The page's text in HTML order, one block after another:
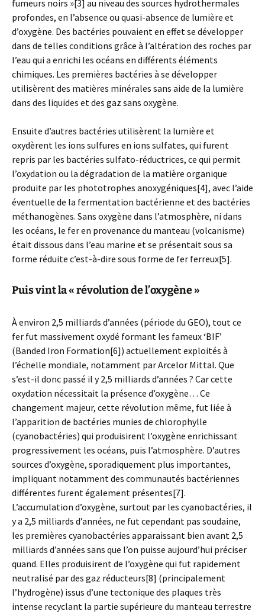
fumeurs noirs »[3] au niveau des sources hydrothermales
profondes, en l’absence ou quasi-absence de lumière et
d’oxygène. Des bactéries pouvaient en effet se développer
dans de telles conditions grâce à l’altération des roches par
l’eau qui a enrichi les océans en différents éléments
chimiques. Les premières bactéries à se développer
utilisèrent des matières minérales sans aide de la lumière
dans des liquides et des gaz sans oxygène.
Ensuite d’autres bactéries utilisèrent la lumière et
oxydèrent les ions sulfures en ions sulfates, qui furent
repris par les bactéries sulfato-réductrices, ce qui permit
l’oxydation ou la dégradation de la matière organique
produite par les phototrophes anoxygéniques[4], avec l’aide
éventuelle de la fermentation bactérienne et des bactéries
méthanogènes. Sans oxygène dans l’atmosphère, ni dans
les océans, le fer en provenance du manteau (volcanisme)
était dissous dans l’eau marine et se présentait sous sa
forme réduite c’est-à-dire sous forme de fer ferreux[5].
Puis vint la « révolution de l’oxygène »
À environ 2,5 milliards d’années (période du GEO), tout ce
fer fut massivement oxydé formant les fameux ‘BIF’
(Banded Iron Formation[6]) actuellement exploités à
l’échelle mondiale, notamment par Arcelor Mittal. Que
s’est-il donc passé il y 2,5 milliards d’années ? Car cette
oxydation nécessitait la présence d’oxygène… Ce
changement majeur, cette révolution même, fut liée à
l’apparition de bactéries munies de chlorophylle
(cyanobactéries) qui produisirent l’oxygène enrichissant
progressivement les océans, puis l’atmosphère. D’autres
sources d’oxygène, sporadiquement plus importantes,
impliquant notamment des communautés bactériennes
différentes furent également présentes[7].
L’accumulation d’oxygène, surtout par les cyanobactéries, il
y a 2,5 milliards d’années, ne fut cependant pas soudaine,
les premières cyanobactéries apparaissant bien avant 2,5
milliards d’années sans que l’on puisse aujourd’hui préciser
quand. Elles produisirent de l’oxygène qui fut rapidement
neutralisé par des gaz réducteurs[8] (principalement
l’hydrogène) issus d’une tectonique des plaques très
intense recyclant la partie supérieure du manteau terrestre